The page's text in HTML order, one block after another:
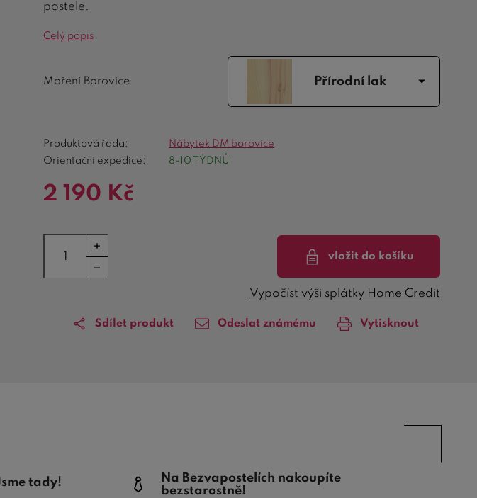
postele.
Celý popis
Moření Borovice Přírodní lak
Produktová řada:
Nábytek DM borovice
Orientační expedice:
8-10 TÝDNŮ
2 190 Kč
vložit do košíku
Vypočíst výši splátky Home Credit
Sdílet produkt Odeslat známému Vytisknout
tady!
Na Bezvapostelích nakoupíte
bezstarostně!